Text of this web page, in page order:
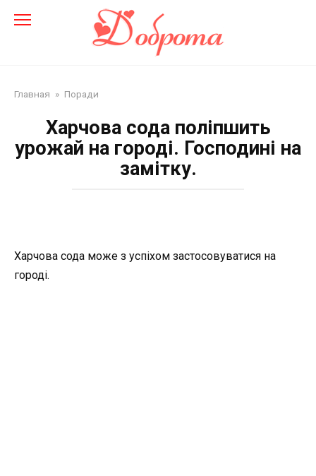
Главная » Поради
Харчова сода поліпшить
урожай на городі. Господині на
замітку.
Харчова сода може з успіхом застосовуватися на
городі.